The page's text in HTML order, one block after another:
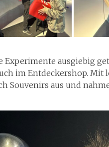
Experimente ausgiebig
im Entdeckershop.
Souvenirs aus und